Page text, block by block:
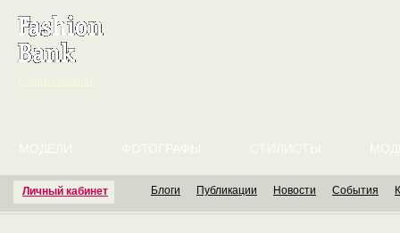
Личный кабинет
МОДЕЛИ ФОТОГРАФЫ СТИЛИСТЫ
Блоги Публикации Новости События